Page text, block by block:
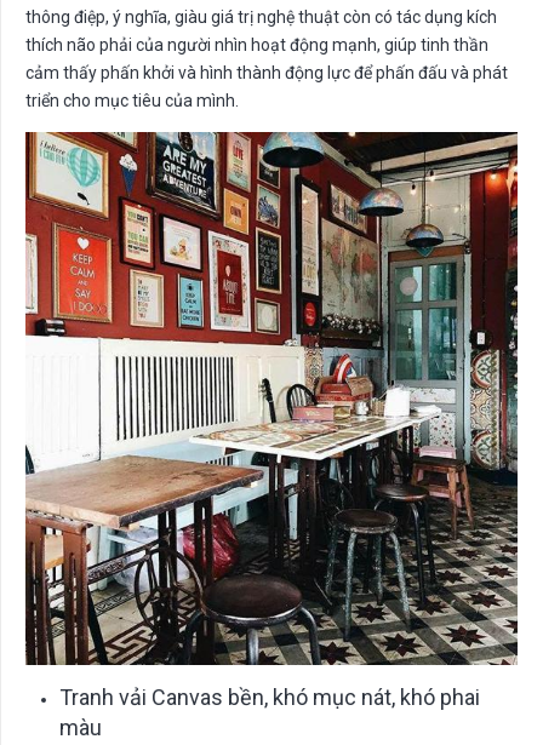
thông điệp, ý nghĩa, giàu giá trị nghệ thuật còn có tác dụng kích
thích não phải của người nhìn hoạt động mạnh, giúp tinh thần
cảm thấy phấn khởi và hình thành động lực để phấn đấu và phát
triển cho mục tiêu của mình.
Tranh vải Canvas bền, khó mục nát, khó phai
màu